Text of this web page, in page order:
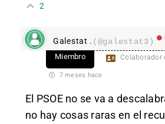
2
Galestat . (@galestat3)
Miembro Colaborador
7 meses hace
El PSOE no se va a
no hay cosas raras en el